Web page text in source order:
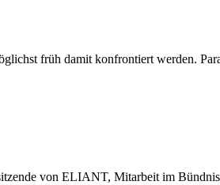
früh damit konfrontiert werden.
von ELIANT, Mitarbeit im